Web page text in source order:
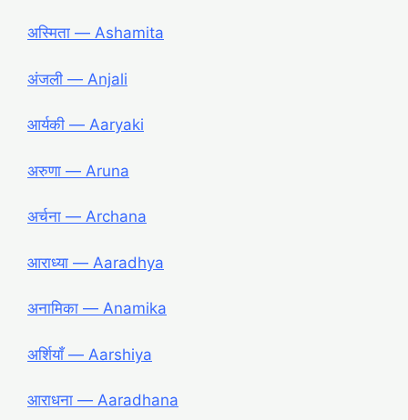
अस्मिता ― Ashamita
अंजली ― Anjali
आर्यकी ― Aaryaki
अरुणा ― Aruna
अर्चना ― Archana
आराध्या ― Aaradhya
अनामिका ― Anamika
अर्शियाँ ― Aarshiya
आराधना ― Aaradhana